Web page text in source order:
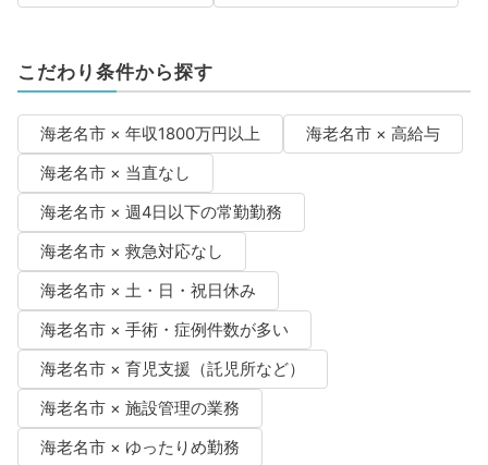
こだわり条件から探す
海老名市 × 年収1800万円以上
海老名市 × 高給与
海老名市 × 当直なし
海老名市 × 週4日以下の常勤勤務
海老名市 × 救急対応なし
海老名市 × 土・日・祝日休み
海老名市 × 手術・症例件数が多い
海老名市 × 育児支援（託児所など）
海老名市 × 施設管理の業務
海老名市 × ゆったりめ勤務